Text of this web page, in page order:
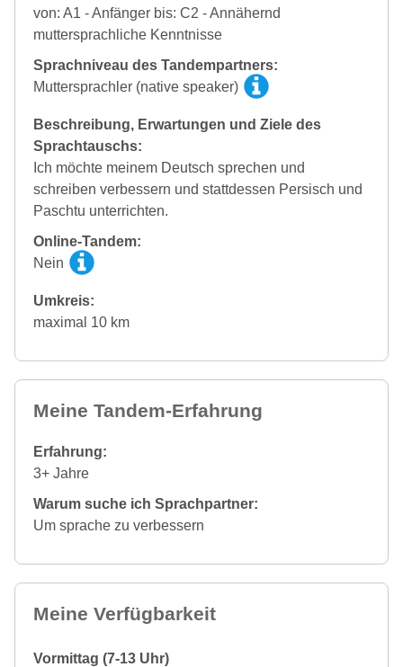
von: A1 - Anfänger bis: C2 - Annähernd
muttersprachliche Kenntnisse
Sprachniveau des Tandempartners:
Muttersprachler (native speaker)
Beschreibung, Erwartungen und Ziele des
Sprachtauschs:
Ich möchte meinem Deutsch sprechen und
schreiben verbessern und stattdessen Persisch und
Paschtu unterrichten.
Online-Tandem:
Nein
Umkreis:
maximal 10 km
Meine Tandem-Erfahrung
Erfahrung:
3+ Jahre
Warum suche ich Sprachpartner:
Um sprache zu verbessern
Meine Verfügbarkeit
Vormittag (7-13 Uhr)